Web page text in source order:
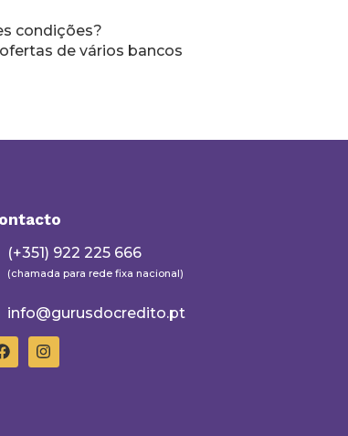
condições?
de vários bancos
(+351) 922 225 666
(chamada para rede fixa nacional)
info@gurusdocredito.pt